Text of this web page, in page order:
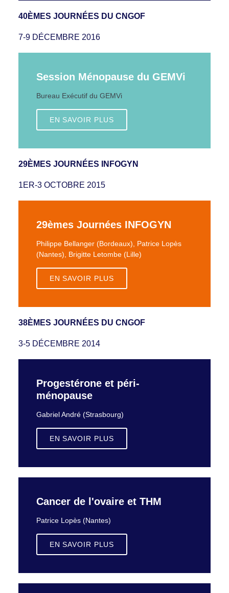
40ÈMES JOURNÉES DU CNGOF
7-9 DÉCEMBRE 2016
Session Ménopause du GEMVi
Bureau Exécutif du GEMVi
EN SAVOIR PLUS
29ÈMES JOURNÉES INFOGYN
1ER-3 OCTOBRE 2015
29èmes Journées INFOGYN
Philippe Bellanger (Bordeaux), Patrice Lopès
(Nantes), Brigitte Letombe (Lille)
EN SAVOIR PLUS
38ÈMES JOURNÉES DU CNGOF
3-5 DÉCEMBRE 2014
Progestérone et péri-
ménopause
Gabriel André (Strasbourg)
EN SAVOIR PLUS
Cancer de l'ovaire et THM
Patrice Lopès (Nantes)
EN SAVOIR PLUS